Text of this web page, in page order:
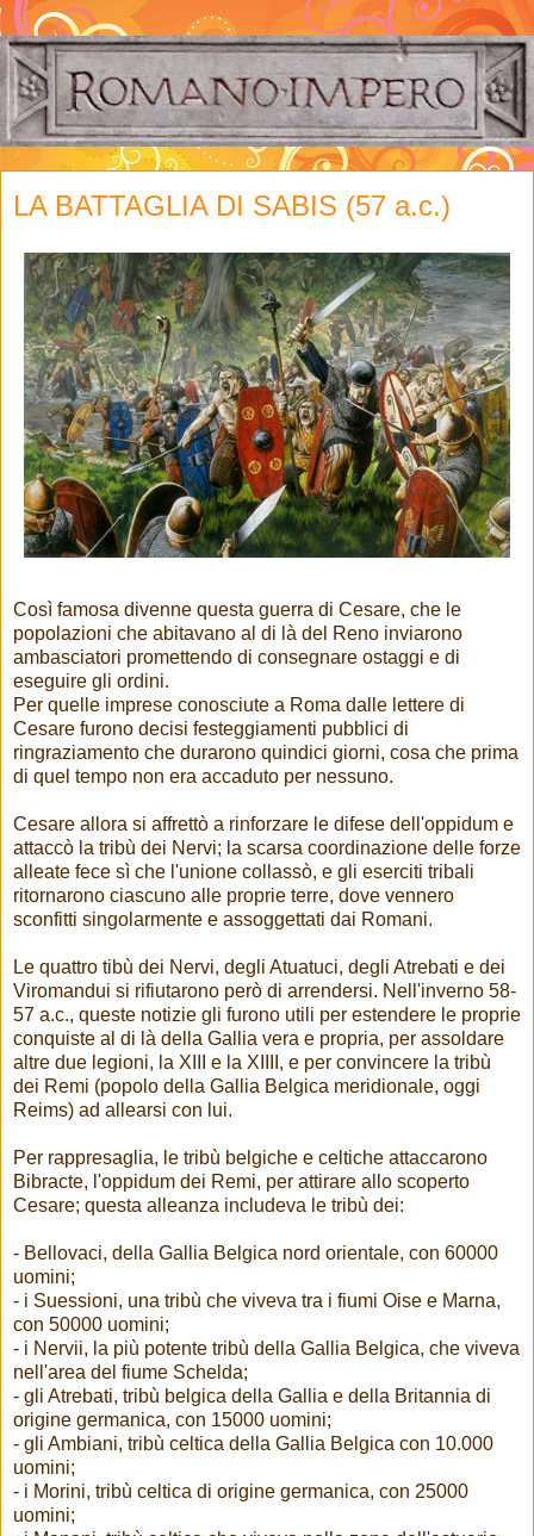
LA BATTAGLIA DI SABIS (57 a.c.)
Così famosa divenne questa guerra di Cesare, che le
popolazioni che abitavano al di là del Reno inviarono
ambasciatori promettendo di consegnare ostaggi e di
eseguire gli ordini.
Per quelle imprese conosciute a Roma dalle lettere di
Cesare furono decisi festeggiamenti pubblici di
ringraziamento che durarono quindici giorni, cosa che prima
di quel tempo non era accaduto per nessuno.
Cesare allora si affrettò a rinforzare le difese dell'oppidum e
attaccò la tribù dei Nervi; la scarsa coordinazione delle forze
alleate fece sì che l'unione collassò, e gli eserciti tribali
ritornarono ciascuno alle proprie terre, dove vennero
sconfitti singolarmente e assoggettati dai Romani.
Le quattro tibù dei Nervi, degli Atuatuci, degli Atrebati e dei
Viromandui si rifiutarono però di arrendersi. Nell'inverno 58-
57 a.c., queste notizie gli furono utili per estendere le proprie
conquiste al di là della Gallia vera e propria, per assoldare
altre due legioni, la XIII e la XIIII, e per convincere la tribù
dei Remi (popolo della Gallia Belgica meridionale, oggi
Reims) ad allearsi con lui.
Per rappresaglia, le tribù belgiche e celtiche attaccarono
Bibracte, l'oppidum dei Remi, per attirare allo scoperto
Cesare; questa alleanza includeva le tribù dei:
- Bellovaci, della Gallia Belgica nord orientale, con 60000
uomini;
- i Suessioni, una tribù che viveva tra i fiumi Oise e Marna,
con 50000 uomini;
- i Nervii, la più potente tribù della Gallia Belgica, che viveva
nell'area del fiume Schelda;
- gli Atrebati, tribù belgica della Gallia e della Britannia di
origine germanica, con 15000 uomini;
- gli Ambiani, tribù celtica della Gallia Belgica con 10.000
uomini;
- i Morini, tribù celtica di origine germanica, con 25000
uomini;